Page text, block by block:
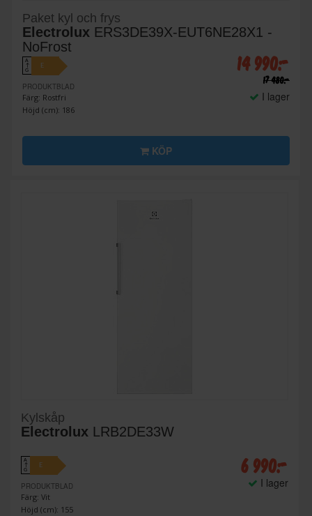
Paket kyl och frys
Electrolux ERS3DE39X-EUT6NE28X1 -
NoFrost
A
↑
G
E
PRODUKTBLAD
Färg: Rostfri
Höjd (cm): 186
14 990:-
17 480:-
I lager
KÖP
Kylskåp
Electrolux LRB2DE33W
A
↑
G
E
PRODUKTBLAD
Färg: Vit
Höjd (cm): 155
6 990:-
I lager